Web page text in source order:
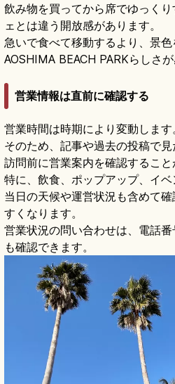
飲み物を買ってから席でゆっく
ェとは違う開放感があります。
急いで食べて移動するより、景色
AOSHIMA BEACH PARKらしさが
営業情報は直前に確認する
営業時間は時期により変動します
そのため、記事や過去の投稿で見
訪問前に営業案内を確認すること
特に、飲食、ポップアップ、イベ
当日の天候や運営状況も含めて
すくなります。
営業状況の問い合わせは、電話
も確認できます。